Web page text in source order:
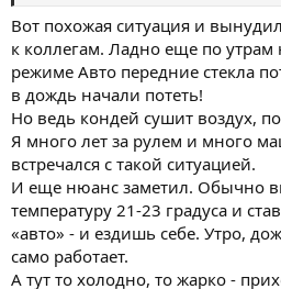
Вот похожая ситуация и
к коллегам. Ладно еще по утрам
режиме Авто передние стекла
в дождь начали потеть!
Но ведь кондей сушит воздух,
Я много лет за рулем и много
встречался с такой ситуацией.
И еще нюанс заметил. Обычно
температуру 21-23 градуса и
«авто» - и ездишь себе. Утро,
само работает.
А тут то холодно, то жарко -